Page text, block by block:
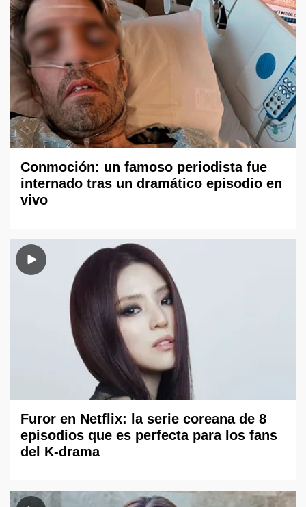
Conmoción: un famoso periodista fue
internado tras un dramático episodio en
vivo
Furor en Netflix: la serie coreana de 8
episodios que es perfecta para los fans
del K-drama